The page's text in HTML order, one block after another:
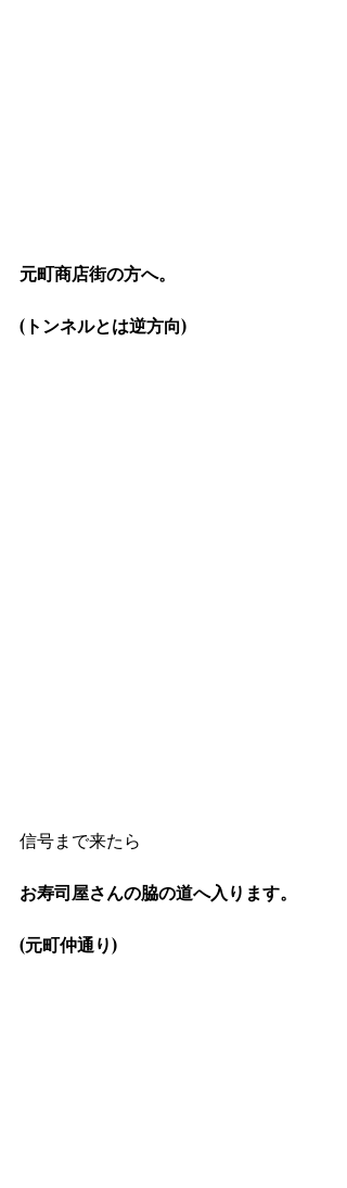
元町商店街の方へ。
(トンネルとは逆方向)
信号まで来たら
お寿司屋さんの脇の道へ入ります。
(元町仲通り)